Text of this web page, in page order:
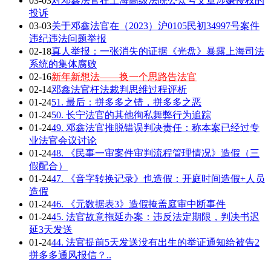
投诉
03-03关于邓鑫法官在（2023）沪0105民初34997号案件
违纪违法问题举报
02-18真人举报：一张消失的证据《光盘》暴露上海司法
系统的集体腐败
02-16新年新想法——换一个思路告法官
02-14邓鑫法官枉法裁判思维过程评析
01-2451. 最后：拼多多之错，拼多多之恶
01-2450. 长宁法官的其他徇私舞弊行为追踪
01-2449. 邓鑫法官推脱错误判决责任：称本案已经过专
业法官会议讨论
01-2448. 《民事一审案件审判流程管理情况》造假（三
假配合）
01-2447. 《音字转换记录》也造假：开庭时间造假+人员
造假
01-2446. 《元数据表3》造假掩盖庭审中断事件
01-2445. 法官故意拖延办案：违反法定期限，判决书迟
延3天发送
01-2444. 法官提前5天发送没有出生的举证通知给被告2
拼多多通风报信？..